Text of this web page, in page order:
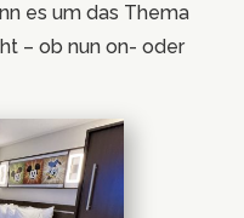
es um das Thema
– ob nun on- oder